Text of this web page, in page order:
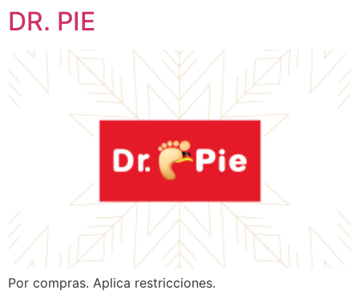
DR. PIE
Por compras. Aplica restricciones.